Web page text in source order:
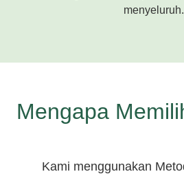
menyeluruh.
Mengapa
Kami menggunakan